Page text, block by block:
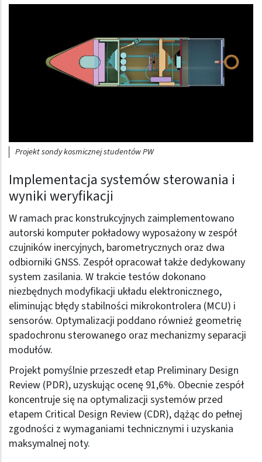
Projekt sondy kosmicznej studentów PW
Implementacja systemów sterowania i
wyniki weryfikacji
W ramach prac konstrukcyjnych zaimplementowano
autorski komputer pokładowy wyposażony w zespół
czujników inercyjnych, barometrycznych oraz dwa
odbiorniki GNSS. Zespół opracował także dedykowany
system zasilania. W trakcie testów dokonano
niezbędnych modyfikacji układu elektronicznego,
eliminując błędy stabilności mikrokontrolera (MCU) i
sensorów. Optymalizacji poddano również geometrię
spadochronu sterowanego oraz mechanizmy separacji
modułów.
Projekt pomyślnie przeszedł etap Preliminary Design
Review (PDR), uzyskując ocenę 91,6%. Obecnie zespół
koncentruje się na optymalizacji systemów przed
etapem Critical Design Review (CDR), dążąc do pełnej
zgodności z wymaganiami technicznymi i uzyskania
maksymalnej noty.